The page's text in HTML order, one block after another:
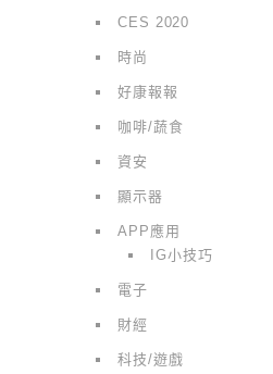
CES 2020
時尚
好康報報
咖啡/蔬食
資安
顯示器
APP應用
IG小技巧
電子
財經
科技/遊戲